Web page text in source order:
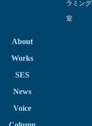
ラミン
室
About
Works
SES
News
Voice